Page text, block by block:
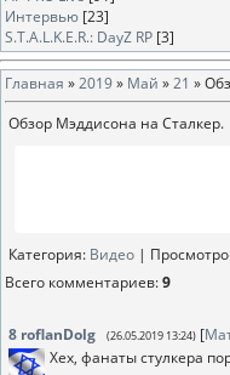
Интервью [23]
S.T.A.L.K.E.R.: DayZ RP [3]
Главная »2019» Май »21 »
Обзор Мэддисона на Сталкер.
Категория: Видео |
Всего комментариев:9
8 roflanDolg (26.05.2019 13:24) [
Хех, фанаты стулкера